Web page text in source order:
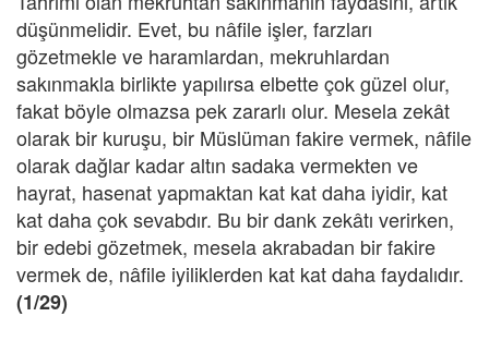
düşünmelidir. Evet, bu nâfile işler, farzları
gözetmekle ve haramlardan, mekruhlardan
sakınmakla birlikte yapılırsa elbette çok güzel olur,
fakat böyle olmazsa pek zararlı olur. Mesela zekât
olarak bir kuruşu, bir Müslüman fakire vermek, nâfile
olarak dağlar kadar altın sadaka vermekten ve
hayrat, hasenat yapmaktan kat kat daha iyidir, kat
kat daha çok sevabdır. Bu bir dank zekâtı verirken,
bir edebi gözetmek, mesela akrabadan bir fakire
vermek de, nâfile iyiliklerden kat kat daha faydalıdır.
(1/29)